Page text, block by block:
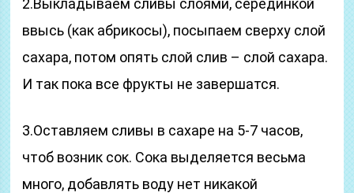
2.Выкладываем сливы слоями, серединкой
ввысь (как абрикосы), посыпаем сверху слой
сахара, потом опять слой слив – слой сахара.
И так пока все фрукты не завершатся.
3.Оставляем сливы в сахаре на 5-7 часов,
чтоб возник сок. Сока выделяется весьма
много, добавлять воду нет никакой